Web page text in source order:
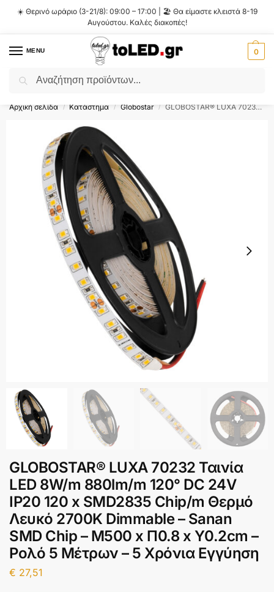
☀️ Θερινό ωράριο (3-21/8): 09:00 – 17:00 | 🏖️ Θα είμαστε κλειστά 8-19
Αυγούστου. Καλές διακοπές!
MENU 0
Flash Sale ⚡ 10% Έκπτωση με τον κωδικό
Αρχική σελίδα / Κατάστημα / Globostar / GLOBOSTAR® LUXA 70232 Ταινία LED 8W/m 880lm/m 120° DC 24V IP20 120 x SMD2835 Chip/m Θερμό Λευκό 2700K Dimmable – Sanan SMD Chip – Μ500 x Π0.8 x Υ0.2cm – Ρολό 5 Μέτρων – 5 Χρόνια Εγγύηση
GLOBOSTAR® LUXA 70232 Ταινία
LED 8W/m 880lm/m 120° DC 24V
IP20 120 x SMD2835 Chip/m Θερμό
Λευκό 2700K Dimmable – Sanan
SMD Chip – Μ500 x Π0.8 x Υ0.2cm –
Ρολό 5 Μέτρων – 5 Χρόνια Εγγύηση
€ 27,51